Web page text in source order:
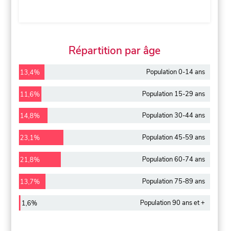
Répartition par âge
13,4% Population 0-14 ans
11,6% Population 15-29 ans
14,8% Population 30-44 ans
23,1% Population 45-59 ans
21,8% Population 60-74 ans
13,7% Population 75-89 ans
1,6% Population 90 ans et +